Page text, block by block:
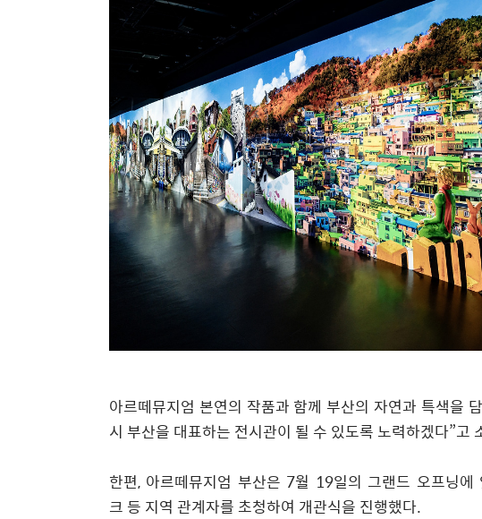
아르떼뮤지엄 본연의 작품과 함께 부산의 자연과 특색을
시 부산을 대표하는 전시관이 될 수 있도록 노력하겠다”고
한편, 아르떼뮤지엄 부산은 7월 19일의 그랜드 오프닝
크 등 지역 관계자를 초청하여 개관식을 진행했다.